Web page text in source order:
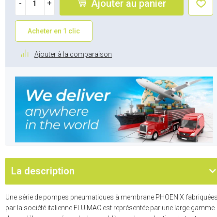
- + Ajouter au panier
Acheter en 1 clic
Ajouter à la comparaison
La description
Une série de pompes pneumatiques à membrane PHOENIX
par la société italienne FLUIMAC est représentée par une large gamme